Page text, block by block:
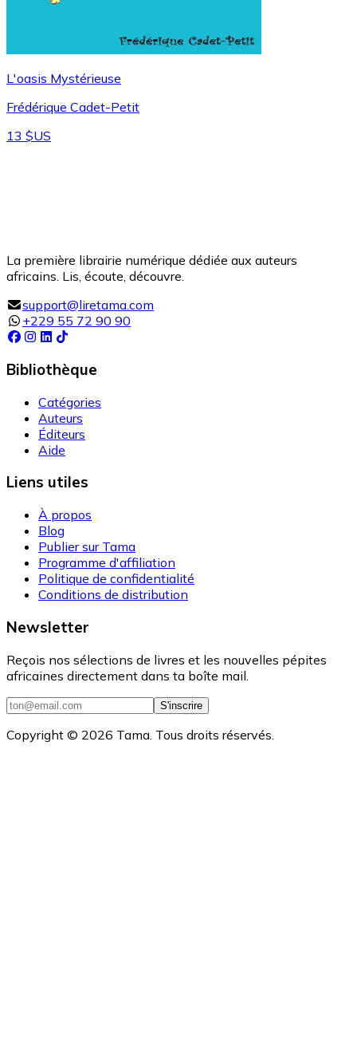
L'oasis Mystérieuse
Frédérique Cadet-Petit
13 $US
La première librairie numérique dédiée aux auteurs
africains. Lis, écoute, découvre.
support@liretama.com
+229 55 72 90 90
Bibliothèque
Catégories
Auteurs
Éditeurs
Aide
Liens utiles
À propos
Blog
Publier sur Tama
Programme d'affiliation
Politique de confidentialité
Conditions de distribution
Newsletter
Reçois nos sélections de livres et les nouvelles pépites
africaines directement dans ta boîte mail.
S'inscrire
Copyright © 2026 Tama. Tous droits réservés.